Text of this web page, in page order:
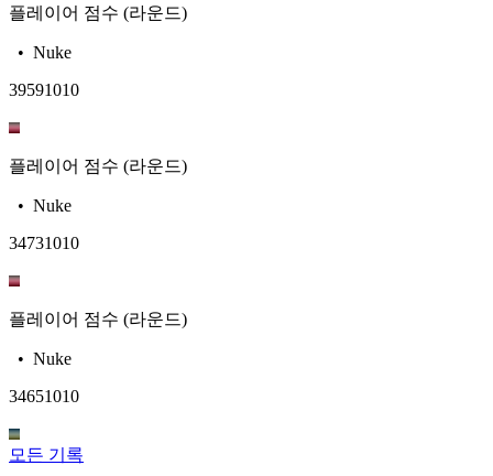
플레이어 점수 (라운드)
• Nuke
39591010
플레이어 점수 (라운드)
• Nuke
34731010
플레이어 점수 (라운드)
• Nuke
34651010
모든 기록